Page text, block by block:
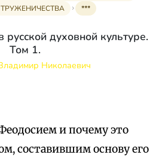
***
русской духовной культуре.
Том 1.
Николаевич
и почему это
составившим основу его